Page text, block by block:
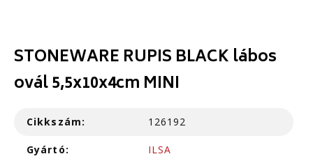
STONEWARE RUPIS BLACK lábos
ovál 5,5x10x4cm MINI
Cikkszám: 126192
Gyártó: ILSA